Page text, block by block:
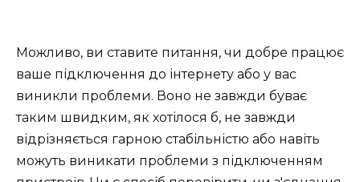
Можливо, ви ставите питання, чи добре працює
ваше підключення до інтернету або у вас
виникли проблеми. Воно не завжди буває
таким швидким, як хотілося б, не завжди
відрізняється гарною стабільністю або навіть
можуть виникати проблеми з підключенням